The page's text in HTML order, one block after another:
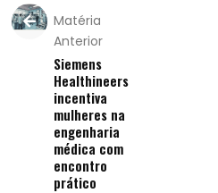
Matéria
Anterior
Siemens
Healthineers
incentiva
mulheres na
engenharia
médica com
encontro
prático